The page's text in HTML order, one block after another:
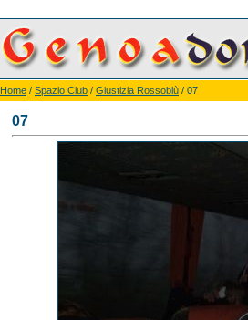
Home / Spazio Club / Giustizia Rossoblù / 07
07